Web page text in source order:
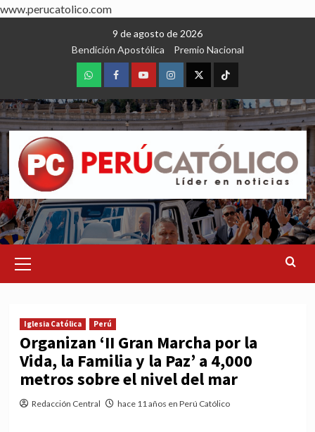
www.perucatolico.com
9 de agosto de 2026
Bendición Apostólica
Premio Nacional
WhatsAppFacebookYoutubeInstagram
X TikTok
Menu
Iglesia Católica Perú
Organizan ‘II Gran Marcha por la
Vida, la Familia y la Paz’ a 4,000
metros sobre el nivel del mar
Redacción Central hace 11 años en Perú Católico